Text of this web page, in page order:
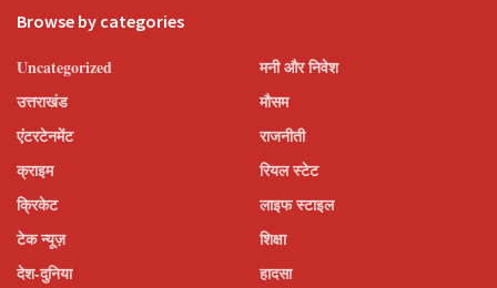
Browse by categories
Uncategorized
उत्तराखंड
एंटरटेनमेंट
क्राइम
क्रिकेट
टेक न्यूज़
देश-दुनिया
मनी और निवेश
मौसम
राजनीती
रियल स्टेट
लाइफ स्टाइल
शिक्षा
हादसा